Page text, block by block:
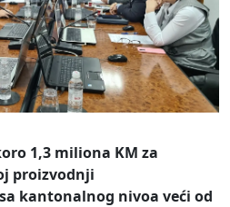
1,3 miliona KM za
proizvodnji
kantonalnog nivoa veći od